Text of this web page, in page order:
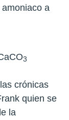
a
3
crónicas
quien se
la